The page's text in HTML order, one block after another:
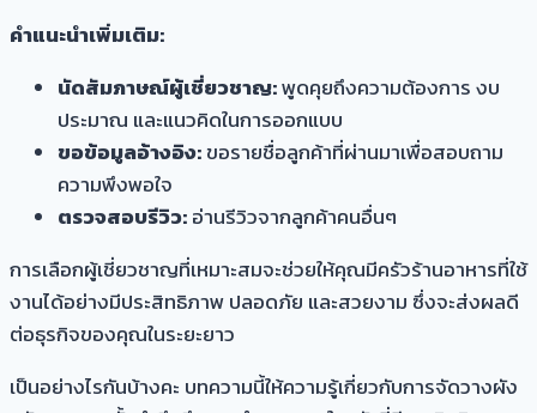
คำแนะนำเพิ่มเติม:
นัดสัมภาษณ์ผู้เชี่ยวชาญ:พูดคุยถึงความต้องการ งบ
ประมาณ และแนวคิดในการออกแบบ
ขอข้อมูลอ้างอิง:ขอรายชื่อลูกค้าที่ผ่านมาเพื่อสอบถาม
ความพึงพอใจ
ตรวจสอบรีวิว:อ่านรีวิวจากลูกค้าคนอื่นๆ
การเลือกผู้เชี่ยวชาญที่เหมาะสมจะช่วยให้คุณมีครัวร้านอาหารที่ใช้
งานได้อย่างมีประสิทธิภาพ ปลอดภัย และสวยงาม ซึ่งจะส่งผลดี
ต่อธุรกิจของคุณในระยะยาว
เป็นอย่างไรกันบ้างคะ บทความนี้ให้ความรู้เกี่ยวกับการจัดวางผัง